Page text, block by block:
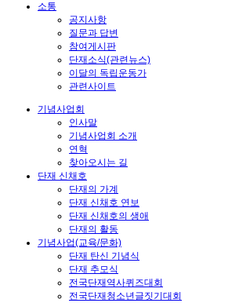
소통
공지사항
질문과 답변
참여게시판
단재소식(관련뉴스)
이달의 독립운동가
관련사이트
기념사업회
인사말
기념사업회 소개
연혁
찾아오시는 길
단재 신채호
단재의 가계
단재 신채호 연보
단재 신채호의 생애
단재의 활동
기념사업(교육/문화)
단재 탄신 기념식
단재 추모식
전국단재역사퀴즈대회
전국단재청소년글짓기대회